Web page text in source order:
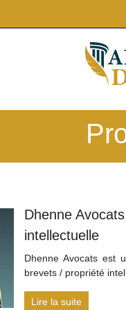
Dhenne
intellectuelle
Dhenne Avocats est
brevets / propriété
Lire la suite